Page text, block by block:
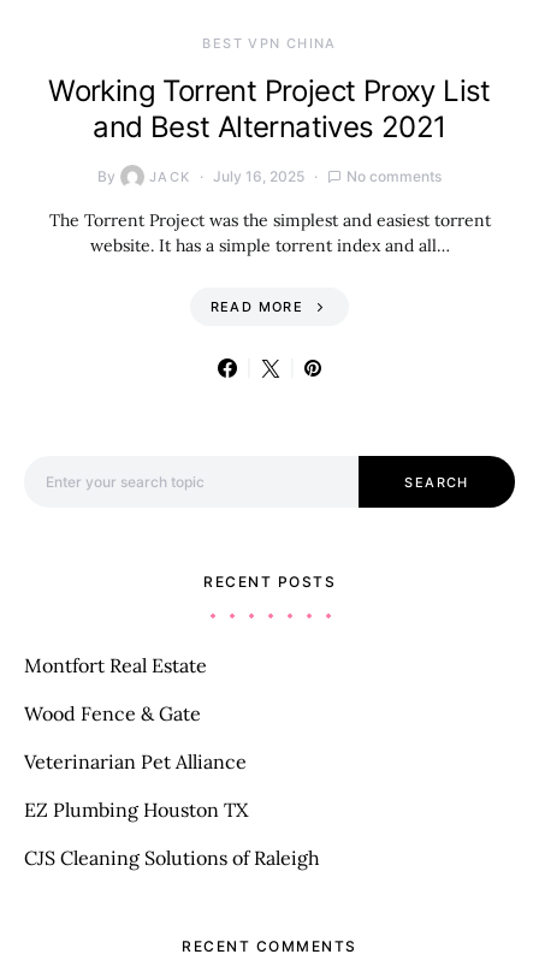
BEST VPN CHINA
Working Torrent Project Proxy List
and Best Alternatives 2021
By JACK July 16, 2025 No comments
The Torrent Project was the simplest and easiest torrent
website. It has a simple torrent index and all…
READ MORE
SEARCH
RECENT POSTS
Montfort Real Estate
Wood Fence & Gate
Veterinarian Pet Alliance
EZ Plumbing Houston TX
CJS Cleaning Solutions of Raleigh
RECENT COMMENTS